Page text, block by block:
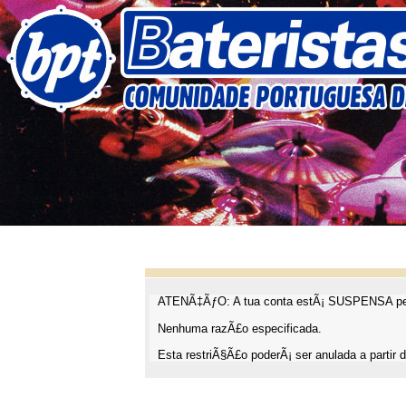
ATENÃ‡ÃƒO: A tua conta estÃ¡ SUSPENSA
Nenhuma razÃ£o especificada.
Esta restriÃ§Ã£o poderÃ¡ ser anulada a partir